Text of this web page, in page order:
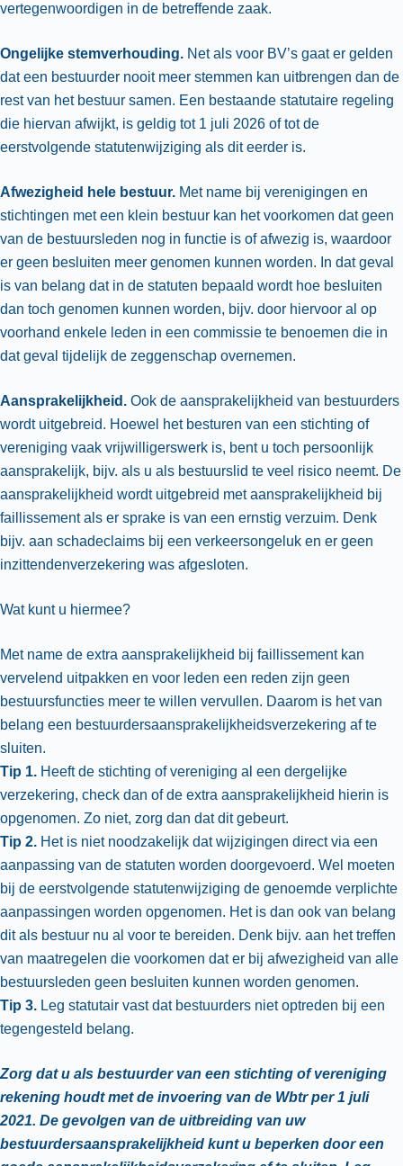
vertegenwoordigen in de betreffende zaak.
Ongelijke stemverhouding. Net als voor BV’s gaat er gelden
dat een bestuurder nooit meer stemmen kan uitbrengen dan de
rest van het bestuur samen. Een bestaande statutaire regeling
die hiervan afwijkt, is geldig tot 1 juli 2026 of tot de
eerstvolgende statutenwijziging als dit eerder is.
Afwezigheid hele bestuur. Met name bij verenigingen en
stichtingen met een klein bestuur kan het voorkomen dat geen
van de bestuursleden nog in functie is of afwezig is, waardoor
er geen besluiten meer genomen kunnen worden. In dat geval
is van belang dat in de statuten bepaald wordt hoe besluiten
dan toch genomen kunnen worden, bijv. door hiervoor al op
voorhand enkele leden in een commissie te benoemen die in
dat geval tijdelijk de zeggenschap overnemen.
Aansprakelijkheid. Ook de aansprakelijkheid van bestuurders
wordt uitgebreid. Hoewel het besturen van een stichting of
vereniging vaak vrijwilligerswerk is, bent u toch persoonlijk
aansprakelijk, bijv. als u als bestuurslid te veel risico neemt. De
aansprakelijkheid wordt uitgebreid met aansprakelijkheid bij
faillissement als er sprake is van een ernstig verzuim. Denk
bijv. aan schadeclaims bij een verkeersongeluk en er geen
inzittendenverzekering was afgesloten.
Wat kunt u hiermee?
Met name de extra aansprakelijkheid bij faillissement kan
vervelend uitpakken en voor leden een reden zijn geen
bestuursfuncties meer te willen vervullen. Daarom is het van
belang een bestuurdersaansprakelijkheidsverzekering af te
sluiten.
Tip 1. Heeft de stichting of vereniging al een dergelijke
verzekering, check dan of de extra aansprakelijkheid hierin is
opgenomen. Zo niet, zorg dan dat dit gebeurt.
Tip 2. Het is niet noodzakelijk dat wijzigingen direct via een
aanpassing van de statuten worden doorgevoerd. Wel moeten
bij de eerstvolgende statutenwijziging de genoemde verplichte
aanpassingen worden opgenomen. Het is dan ook van belang
dit als bestuur nu al voor te bereiden. Denk bijv. aan het treffen
van maatregelen die voorkomen dat er bij afwezigheid van alle
bestuursleden geen besluiten kunnen worden genomen.
Tip 3. Leg statutair vast dat bestuurders niet optreden bij een
tegengesteld belang.
Zorg dat u als bestuurder van een stichting of vereniging
rekening houdt met de invoering van de Wbtr per 1 juli
2021. De gevolgen van de uitbreiding van uw
bestuurdersaansprakelijkheid kunt u beperken door een